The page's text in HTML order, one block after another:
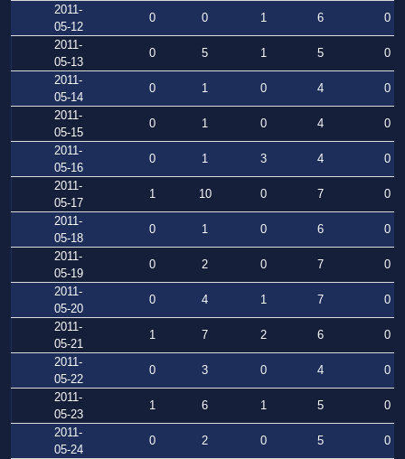
2011-
05-12
0 0 1 6
0
2011-
05-13
0 5 1 5
0
2011-
05-14
0 1 0 4
0
2011-
05-15
0 1 0 4
0
2011-
05-16
0 1 3 4
0
2011-
05-17
1 10 0 7
0
2011-
05-18
0 1 0 6
0
2011-
05-19
0 2 0 7
0
2011-
05-20
0 4 1 7
0
2011-
05-21
1 7 2 6
0
2011-
05-22
0 3 0 4
0
2011-
05-23
1 6 1 5
0
2011-
05-24
0 2 0 5
0